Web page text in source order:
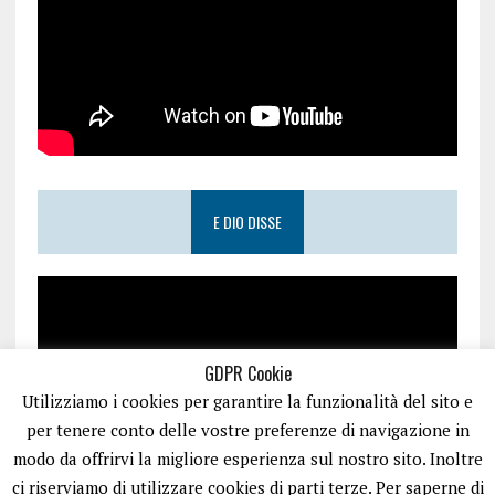
E DIO DISSE
GDPR Cookie
Utilizziamo i cookies per garantire la funzionalità del sito e
per tenere conto delle vostre preferenze di navigazione in
modo da offrirvi la migliore esperienza sul nostro sito. Inoltre
ci riserviamo di utilizzare cookies di parti terze. Per saperne di